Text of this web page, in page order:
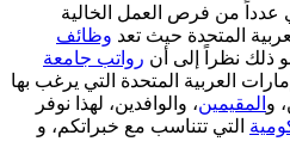
من فرص العمل الخالية
المتحدة حيث تعد وظائف
ذلك نظراً إلى أن رواتب جامعة
العربية المتحدة التي يرغب بها
و المقيمين، والوافدين، لهذا نوفر
التي تتناسب مع خبراتكم، و